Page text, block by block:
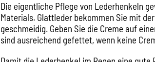
Die eigentliche Pflege von Lederhenkeln
Materials. Glattleder bekommen Sie mit
geschmeidig. Geben Sie die Creme auf
sind ausreichend gefettet, wenn keine